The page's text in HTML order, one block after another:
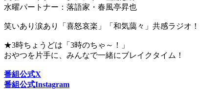
水曜パートナー：落語家・春風亭昇也
笑いあり涙あり「喜怒哀楽」「和気藹々」共感ラジオ！
★3時ちょうどは「3時のちゃ～！」
おやつを片手に、みんなで一緒にブレイクタイム！
番組公式X
番組公式Instagram